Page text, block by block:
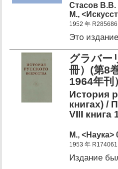
Стасов В.В.
М.,
1952 年 R285686
Это
グラバ
冊）(第8
1964年刊
История
книгах) /
VIII книга
М., <Наука>
1953 年 R174061
Издание